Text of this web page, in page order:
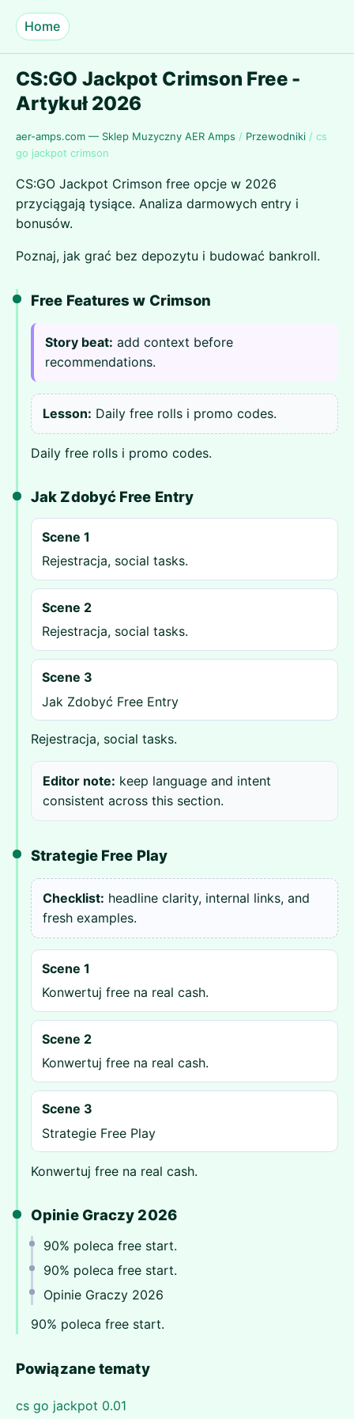
Home
CS:GO Jackpot Crimson Free -
Artykuł 2026
aer-amps.com — Sklep Muzyczny AER Amps / Przewodniki / cs
go jackpot crimson
CS:GO Jackpot Crimson free opcje w 2026
przyciągają tysiące. Analiza darmowych entry i
bonusów.
Poznaj, jak grać bez depozytu i budować bankroll.
Free Features w Crimson
Story beat: add context before
recommendations.
Lesson: Daily free rolls i promo codes.
Daily free rolls i promo codes.
Jak Zdobyć Free Entry
Scene 1
Rejestracja, social tasks.
Scene 2
Rejestracja, social tasks.
Scene 3
Jak Zdobyć Free Entry
Rejestracja, social tasks.
Editor note: keep language and intent
consistent across this section.
Strategie Free Play
Checklist: headline clarity, internal links, and
fresh examples.
Scene 1
Konwertuj free na real cash.
Scene 2
Konwertuj free na real cash.
Scene 3
Strategie Free Play
Konwertuj free na real cash.
Opinie Graczy 2026
90% poleca free start.
90% poleca free start.
Opinie Graczy 2026
90% poleca free start.
Powiązane tematy
cs go jackpot 0.01